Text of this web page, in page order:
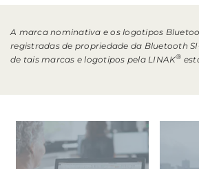
A marca nominativa e os logotipos
registradas de propriedade da Bluetooth
de tais marcas e logotipos pela LINAK®